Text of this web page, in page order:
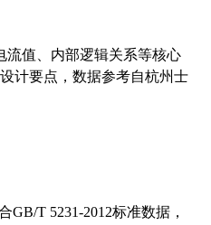
流值、内部逻辑关系等核心
计要点，数据参考自杭州士
T 5231-2012标准数据，